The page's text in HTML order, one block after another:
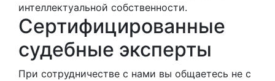
интеллектуальной cобственности.
Сертифицированные
судебные эксперты
При сотрудничестве с нами вы общаетесь не с